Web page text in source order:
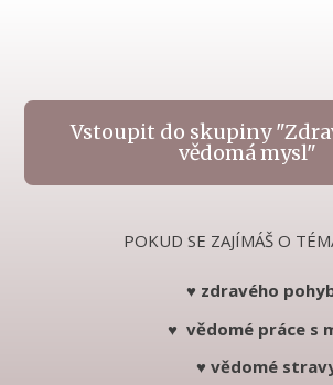
Vstoupit do skupiny
vědomá mysl"
POKUD SE ZAJÍMÁŠ O
♥ zdravého
♥ vědomé práce s
♥ vědomé